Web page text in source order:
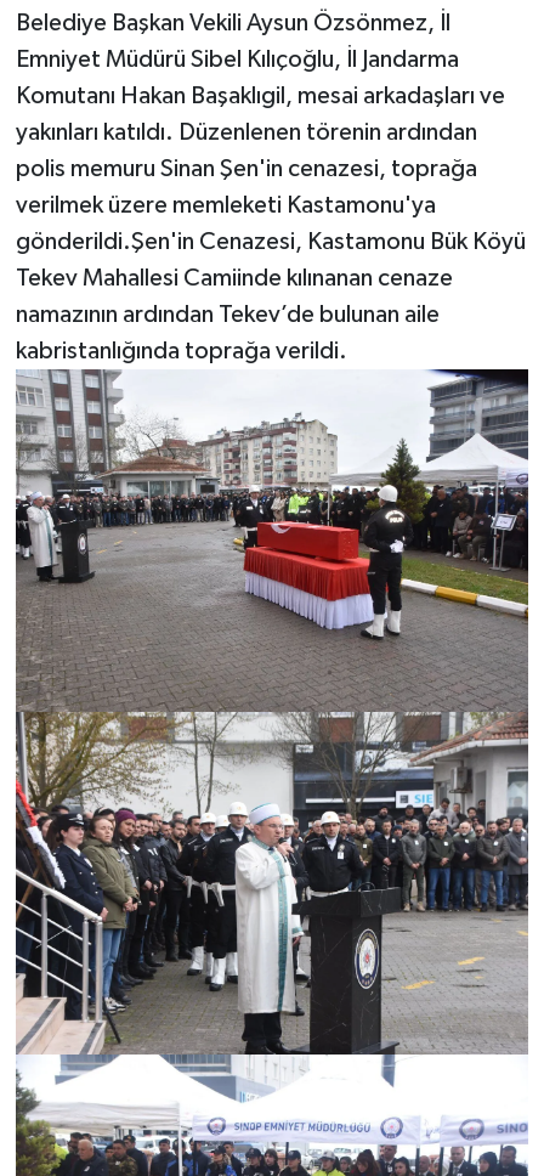
Belediye Başkan Vekili Aysun Özsönmez, İl
Emniyet Müdürü Sibel Kılıçoğlu, İl Jandarma
Komutanı Hakan Başaklıgil, mesai arkadaşları ve
yakınları katıldı. Düzenlenen törenin ardından
polis memuru Sinan Şen'in cenazesi, toprağa
verilmek üzere memleketi Kastamonu'ya
gönderildi.Şen'in Cenazesi, Kastamonu Bük Köyü
Tekev Mahallesi Camiinde kılınanan cenaze
namazının ardından Tekev’de bulunan aile
kabristanlığında toprağa verildi.